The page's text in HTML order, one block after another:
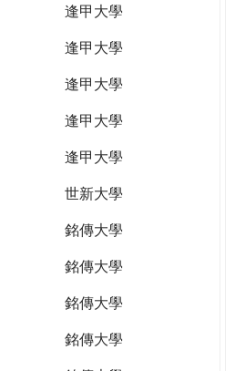
逢甲大學
逢甲大學
逢甲大學
逢甲大學
逢甲大學
世新大學
銘傳大學
銘傳大學
銘傳大學
銘傳大學